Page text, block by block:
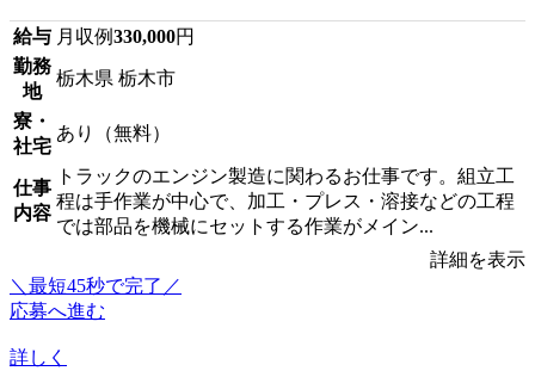
給与 月収例330,000円
勤務
地
栃木県 栃木市
寮・
社宅
あり（無料）
仕事
内容
トラックのエンジン製造に関わるお仕事です。組立工
程は手作業が中心で、加工・プレス・溶接などの工程
では部品を機械にセットする作業がメイン...
詳細を表示
＼最短45秒で完了／
応募へ進む
詳しく